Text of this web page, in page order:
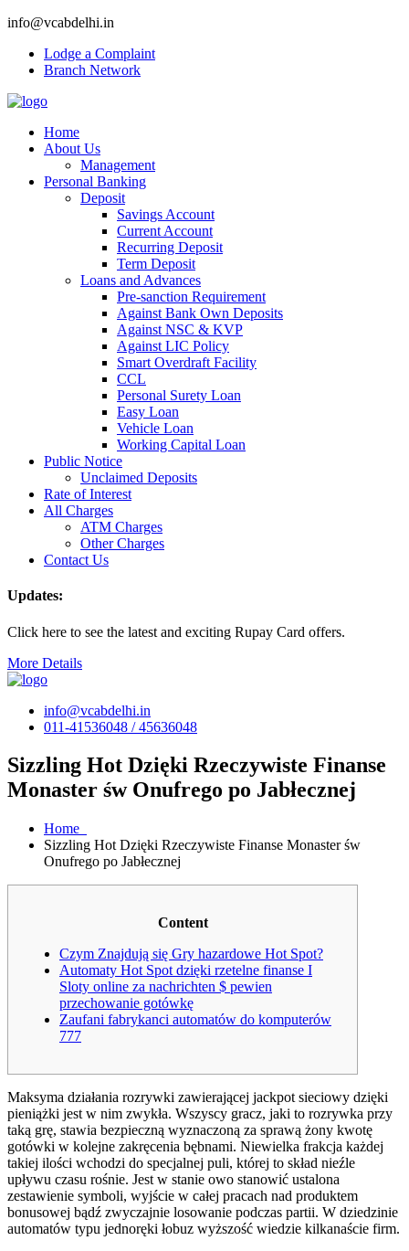
info@vcabdelhi.in
Lodge a Complaint
Branch Network
Home
About Us
Management
Personal Banking
Deposit
Savings Account
Current Account
Recurring Deposit
Term Deposit
Loans and Advances
Pre-sanction Requirement
Against Bank Own Deposits
Against NSC & KVP
Against LIC Policy
Smart Overdraft Facility
CCL
Personal Surety Loan
Easy Loan
Vehicle Loan
Working Capital Loan
Public Notice
Unclaimed Deposits
Rate of Interest
All Charges
ATM Charges
Other Charges
Contact Us
Updates:
Click here to see the latest and exciting Rupay Card offers.
More Details
info@vcabdelhi.in
011-41536048 / 45636048
Sizzling Hot Dzięki Rzeczywiste Finanse
Monaster św Onufrego po Jabłecznej
Home
Sizzling Hot Dzięki Rzeczywiste Finanse Monaster św
Onufrego po Jabłecznej
Content
Czym Znajdują się Gry hazardowe Hot Spot?
Automaty Hot Spot dzięki rzetelne finanse I
Sloty online za nachrichten $ pewien
przechowanie gotówkę
Zaufani fabrykanci automatów do komputerów
777
Maksyma działania rozrywki zawierającej jackpot sieciowy dzięki
pieniążki jest w nim zwykła. Wszyscy gracz, jaki to rozrywka przy
taką grę, stawia bezpieczną wyznaczoną za sprawą żony kwotę
gotówki w kolejne zakręcenia bębnami. Niewielka frakcja każdej
takiej ilości wchodzi do specjalnej puli, której to skład nieźle
upływu czasu rośnie. Jest w stanie owo stanowić ustalona
zestawienie symboli, wyjście w całej pracach nad produktem
bonusowej bądź zwyczajnie losowanie podczas partii. W dziedzinie
automatów typu jednoręki łobuz wyższość wiedzie kilkanaście firm.